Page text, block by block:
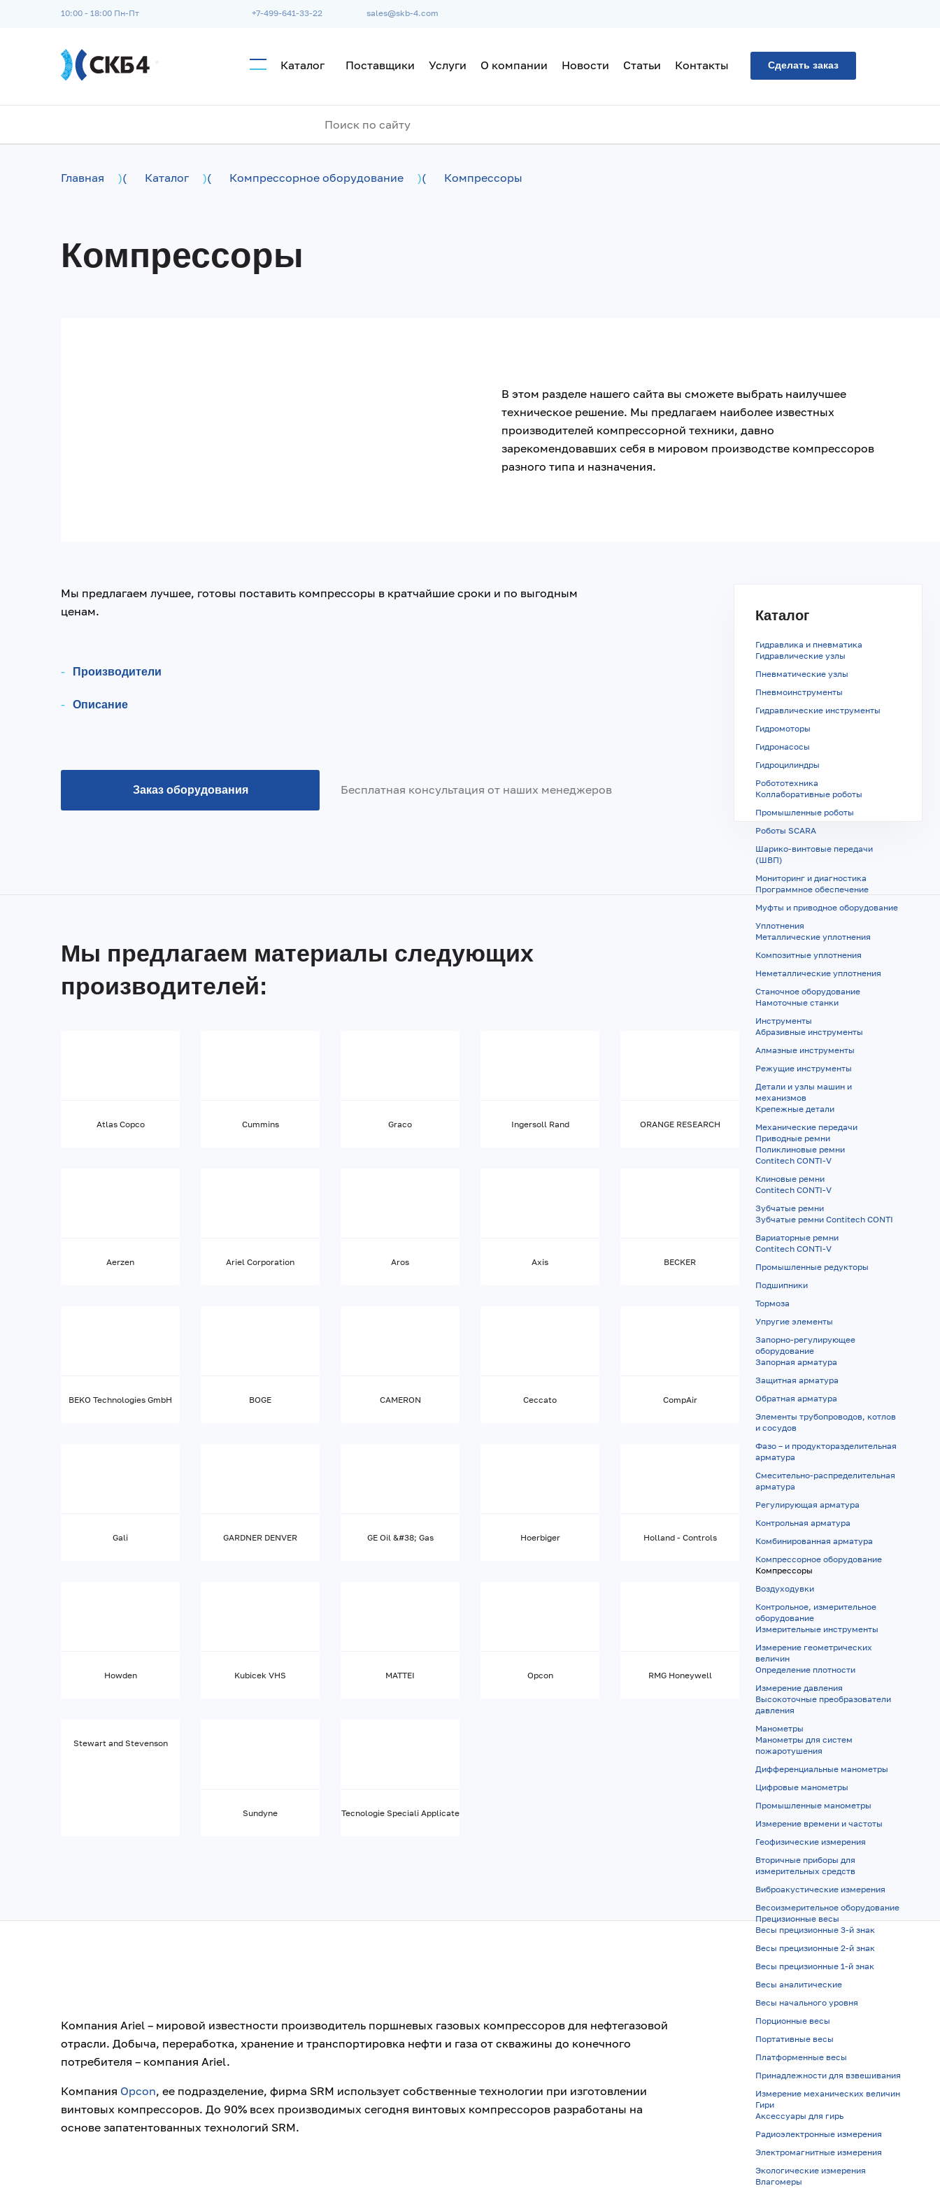
Перейти к основному содержанию
10:00 - 18:00 Пн-Пт +7-499-641-33-22 sales@skb-4.com
Каталог Поставщики Услуги О компании Новости Статьи Контакты Сделать заказ
Главная )( Каталог )( Компрессорное оборудование )( Компрессоры
Компрессоры
В этом разделе нашего сайта вы сможете выбрать наилучшее
техническое решение. Мы предлагаем наиболее известных
производителей компрессорной техники, давно
зарекомендовавших себя в мировом производстве компрессоров
разного типа и назначения.
Каталог
Гидравлика и пневматика
Гидравлические узлы
Пневматические узлы
Пневмоинструменты
Гидравлические инструменты
Гидромоторы
Гидронасосы
Гидроцилиндры
Робототехника
Коллаборативные роботы
Промышленные роботы
Роботы SCARA
Шарико-винтовые передачи
(ШВП)
Мониторинг и диагностика
Программное обеспечение
Муфты и приводное оборудование
Уплотнения
Металлические уплотнения
Композитные уплотнения
Неметаллические уплотнения
Станочное оборудование
Намоточные станки
Инструменты
Абразивные инструменты
Алмазные инструменты
Режущие инструменты
Детали и узлы машин и
механизмов
Крепежные детали
Механические передачи
Приводные ремни
Поликлиновые ремни
Contitech CONTI-V
Клиновые ремни
Contitech CONTI-V
Зубчатые ремни
Зубчатые ремни Contitech CONTI
Вариаторные ремни
Contitech CONTI-V
Промышленные редукторы
Подшипники
Тормоза
Упругие элементы
Запорно-регулирующее
оборудование
Запорная арматура
Защитная арматура
Обратная арматура
Элементы трубопроводов, котлов
и сосудов
Фазо – и продукторазделительная
арматура
Смесительно-распределительная
арматура
Регулирующая арматура
Контрольная арматура
Комбинированная арматура
Компрессорное оборудование
Компрессоры
Воздуходувки
Контрольное, измерительное
оборудование
Измерительные инструменты
Измерение геометрических
величин
Определение плотности
Измерение давления
Высокоточные преобразователи
давления
Манометры
Манометры для систем
пожаротушения
Дифференциальные манометры
Цифровые манометры
Промышленные манометры
Измерение времени и частоты
Геофизические измерения
Вторичные приборы для
измерительных средств
Виброакустические измерения
Весоизмерительное оборудование
Прецизионные весы
Весы прецизионные 3-й знак
Весы прецизионные 2-й знак
Весы прецизионные 1-й знак
Весы аналитические
Весы начального уровня
Порционные весы
Портативные весы
Платформенные весы
Принадлежности для взвешивания
Измерение механических величин
Гири
Аксессуары для гирь
Радиоэлектронные измерения
Электромагнитные измерения
Экологические измерения
Влагомеры
Мы предлагаем лучшее, готовы поставить компрессоры в кратчайшие сроки и по выгодным
ценам.
Производители
Описание
Заказ оборудования Бесплатная консультация от наших менеджеров
Мы предлагаем материалы следующих
производителей:
Atlas Copco Cummins Graco Ingersoll Rand ORANGE RESEARCH
Aerzen Ariel Corporation Aros Axis BECKER
BEKO Technologies GmbH BOGE CAMERON Ceccato CompAir
Gali GARDNER DENVER GE Oil &#38; Gas Hoerbiger Holland - Controls
Howden Kubicek VHS MATTEI Opcon RMG Honeywell
Stewart and Stevenson
Sundyne Tecnologie Speciali Applicate
Компания Ariel – мировой известности производитель поршневых газовых компрессоров для нефтегазовой
отрасли. Добыча, переработка, хранение и транспортировка нефти и газа от скважины до конечного
потребителя – компания Ariel.
Компания Opcon, ее подразделение, фирма SRM использует собственные технологии при изготовлении
винтовых компрессоров. До 90% всех производимых сегодня винтовых компрессоров разработаны на
основе запатентованных технологий SRM.